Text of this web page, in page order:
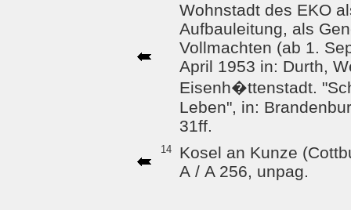
Wohnstadt des EKO
Aufbauleitung, als
Vollmachten (ab 1.
April 1953 in: Durth,
Eisenh�ttenstadt.
Leben", in:
31ff.
14
Kosel an Kunze
A / A 256, unpag.